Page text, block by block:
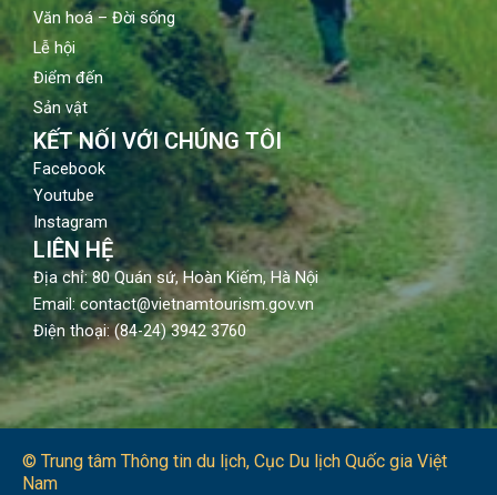
Văn hoá – Đời sống
Lễ hội
Điểm đến
Sản vật
KẾT NỐI VỚI CHÚNG TÔI
Facebook
Youtube
Instagram
LIÊN HỆ
Địa chỉ: 80 Quán sứ, Hoàn Kiếm, Hà Nội
Email: contact@vietnamtourism.gov.vn
Điện thoại: (84-24) 3942 3760
© Trung tâm Thông tin du lịch​, Cục Du lịch Quốc gia Việt
Nam